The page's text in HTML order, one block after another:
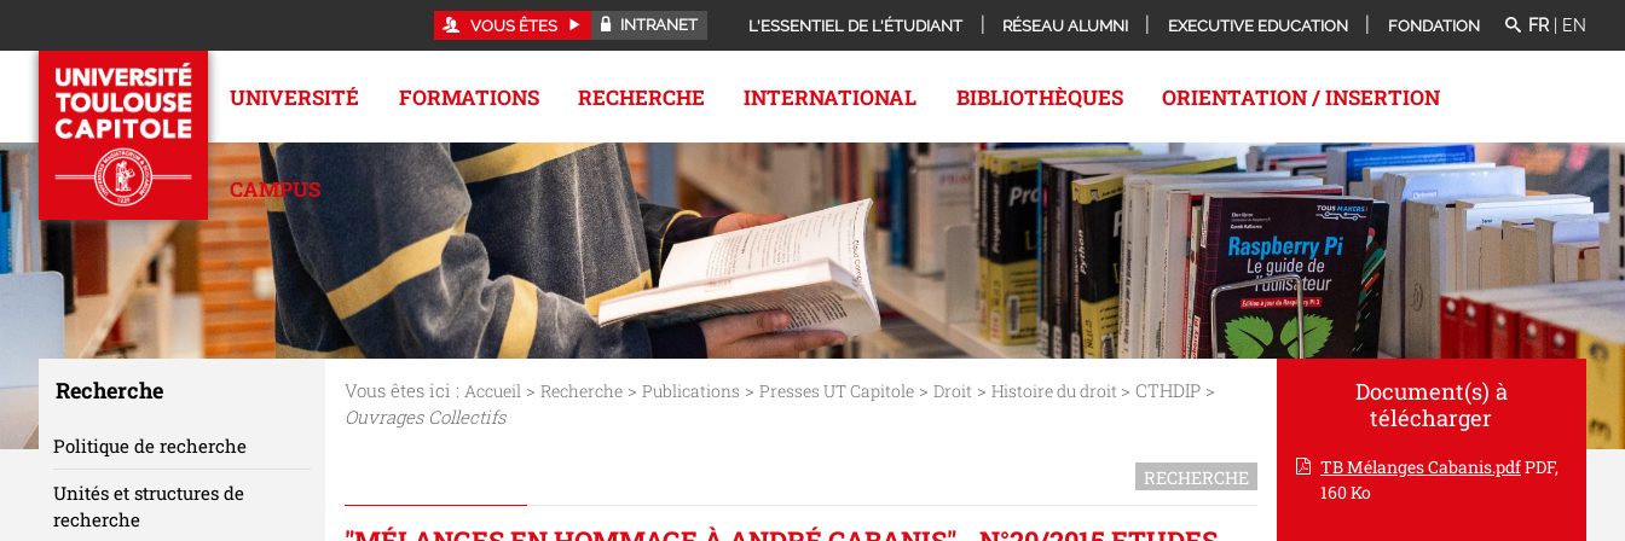
VOUS ÊTES INTRANET L'ESSENTIEL DE L'ÉTUDIANT RÉSEAU ALUMNI EXECUTIVE EDUCATION FONDATION FR EN
UNIVERSITÉ FORMATIONS RECHERCHE INTERNATIONAL BIBLIOTHÈQUES ORIENTATION / INSERTION
CAMPUS
Vous êtes ici : Accueil> Recherche> Publications > Presses UT Capitole> Droit> Histoire du droit > CTHDIP >
Ouvrages Collectifs
RECHERCHE
Document(s) à
télécharger
TB Mélanges Cabanis.pdfPDF,
160 Ko
Recherche
Politique de recherche
Unités et structures de
recherche